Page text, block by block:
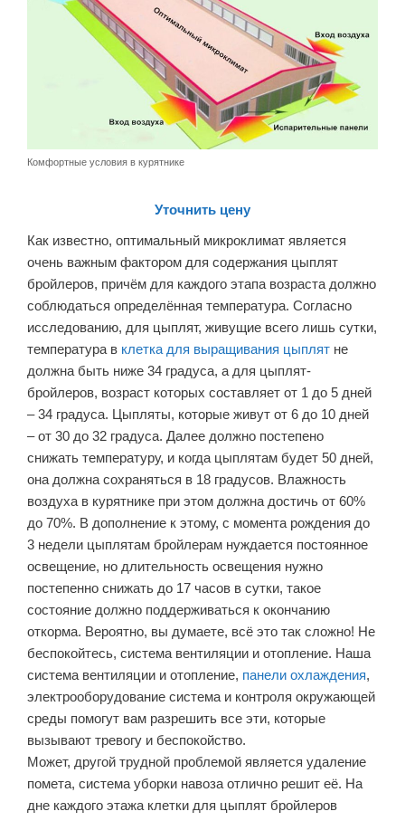
Комфортные условия в курятнике
Уточнить цену
Как известно, оптимальный микроклимат является
очень важным фактором для содержания цыплят
бройлеров, причём для каждого этапа возраста должно
соблюдаться определённая температура. Согласно
исследованию, для цыплят, живущие всего лишь сутки,
температура в клетка для выращивания цыплят не
должна быть ниже 34 градуса, а для цыплят-
бройлеров, возраст которых составляет от 1 до 5 дней
– 34 градуса. Цыпляты, которые живут от 6 до 10 дней
– от 30 до 32 градуса. Далее должно постепено
снижать температуру, и когда цыплятам будет 50 дней,
она должна сохраняться в 18 градусов. Влажность
воздуха в курятнике при этом должна достичь от 60%
до 70%. В дополнение к этому, с момента рождения до
3 недели цыплятам бройлерам нуждается постоянное
освещение, но длительность освещения нужно
постепенно снижать до 17 часов в сутки, такое
состояние должно поддерживаться к окончанию
откорма. Вероятно, вы думаете, всё это так сложно! Не
беспокойтесь, система вентиляции и отопление. Наша
система вентиляции и отопление, панели охлаждения,
электрооборудование система и контроля окружающей
среды помогут вам разрешить все эти, которые
вызывают тревогу и беспокойство.
Может, другой трудной проблемой является удаление
помета, система уборки навоза отлично решит её. На
дне каждого этажа клетки для цыплят бройлеров